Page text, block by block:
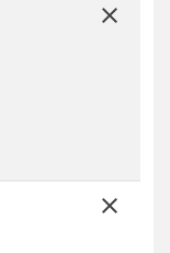
close
close